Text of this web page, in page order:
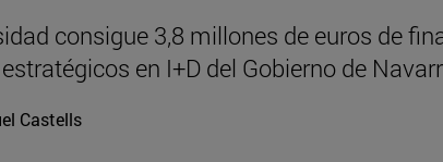
consigue 3,8 millones de euros de
en I+D del Gobierno de
Castells